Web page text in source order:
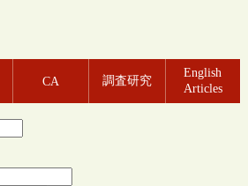
CA 調査研究
English
Articles